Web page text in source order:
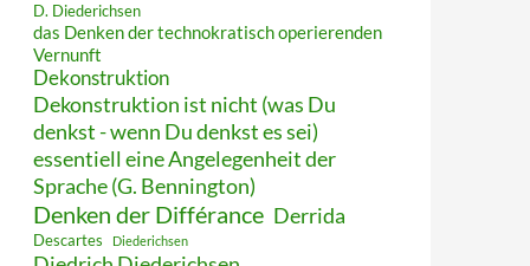
D. Diederichsen
das Denken der technokratisch operierenden
Vernunft
Dekonstruktion
Dekonstruktion ist nicht (was Du
denkst - wenn Du denkst es sei)
essentiell eine Angelegenheit der
Sprache (G. Bennington)
Denken der Différance Derrida
Descartes Diederichsen